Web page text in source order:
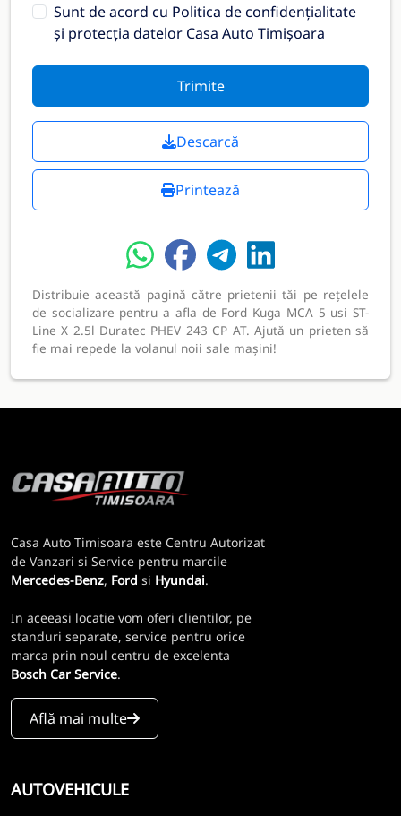
Sunt de acord cu Politica de confidențialitate
și protecția datelor Casa Auto Timișoara
Trimite
Descarcă
Printează
Distribuie această pagină către prietenii tăi pe rețelele
de socializare pentru a afla de Ford Kuga MCA 5 usi ST-
Line X 2.5l Duratec PHEV 243 CP AT. Ajută un prieten să
fie mai repede la volanul noii sale mașini!
Casa Auto Timisoara este Centru Autorizat
de Vanzari si Service pentru marcile
Mercedes-Benz, Ford si Hyundai.
In aceeasi locatie vom oferi clientilor, pe
standuri separate, service pentru orice
marca prin noul centru de excelenta
Bosch Car Service.
Află mai multe
AUTOVEHICULE